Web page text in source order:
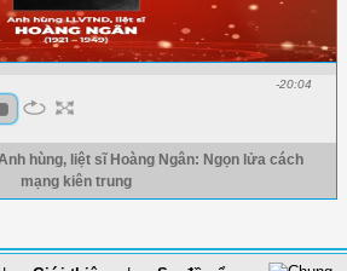
-20:04
hùng, liệt sĩ Hoàng Ngân: Ngọn lửa cách
mạng kiên trung